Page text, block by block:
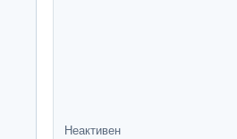
Неактивен